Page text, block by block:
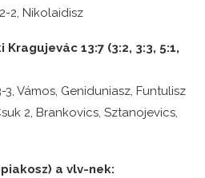
2, Nikolaidisz
13:7 (3:2, 3:3, 5:1,
3, Vámos, Geniduniasz, Funtulisz
2, Brankovics, Sztanojevics,
a vlv-nek: